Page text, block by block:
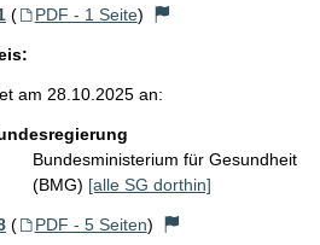
( PDF - 1 Seite)
am 28.10.2025 an:
Bundesministerium für Gesundheit
(BMG) [alle SG dorthin]
( PDF - 5 Seiten)